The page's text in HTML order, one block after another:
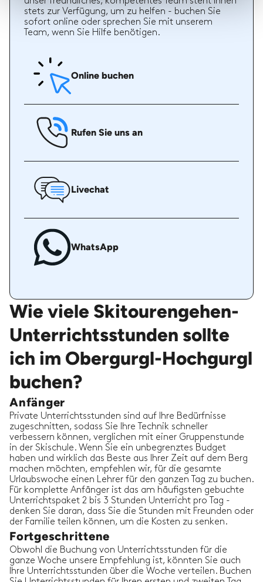
stets zur Verfügung, um zu helfen - buchen Sie
sofort online oder sprechen Sie mit unserem
Team, wenn Sie Hilfe benötigen.
Online buchen
Rufen Sie uns an
Livechat
WhatsApp
Wie viele Skitourengehen-
Unterrichtsstunden sollte
ich im Obergurgl-Hochgurgl
buchen?
Anfänger
Private Unterrichtsstunden sind auf Ihre Bedürfnisse
zugeschnitten, sodass Sie Ihre Technik schneller
verbessern können, verglichen mit einer Gruppenstunde
in der Skischule. Wenn Sie ein unbegrenztes Budget
haben und wirklich das Beste aus Ihrer Zeit auf dem Berg
machen möchten, empfehlen wir, für die gesamte
Urlaubswoche einen Lehrer für den ganzen Tag zu buchen.
Für komplette Anfänger ist das am häufigsten gebuchte
Unterrichtspaket 2 bis 3 Stunden Unterricht pro Tag -
denken Sie daran, dass Sie die Stunden mit Freunden oder
der Familie teilen können, um die Kosten zu senken.
Fortgeschrittene
Obwohl die Buchung von Unterrichtsstunden für die
ganze Woche unsere Empfehlung ist, könnten Sie auch
Ihre Unterrichtsstunden über die Woche verteilen. Buchen